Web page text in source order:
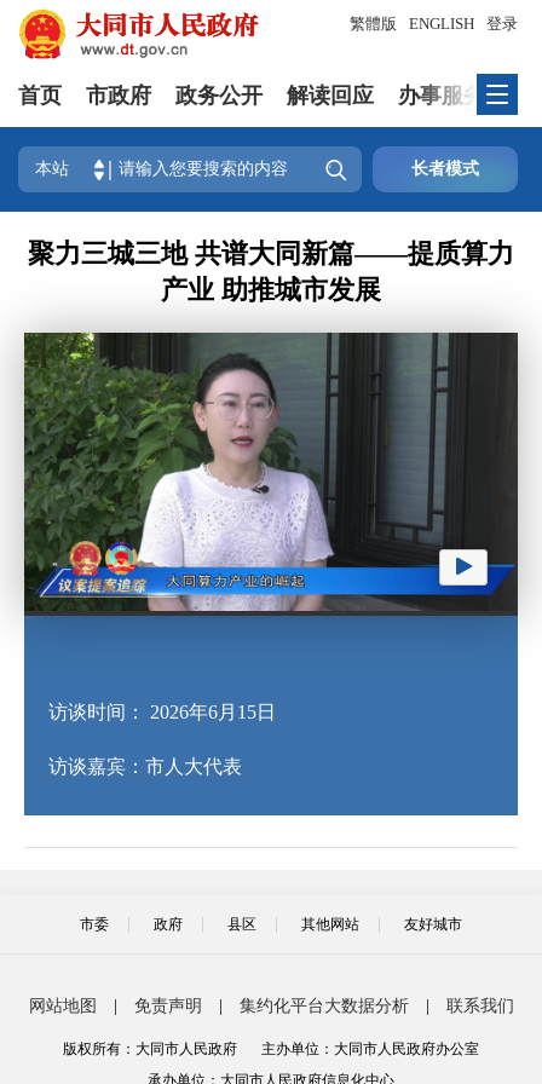
登录
繁體版 ENGLISH
首页 市政府 政务公开 解读回应 办事服务
本站  长者模式
聚力三城三地 共谱大同新篇——提质算力
产业 助推城市发展
访谈时间： 2026年6月15日
访谈嘉宾： 市人大代表
市委 政府 县区 其他网站 友好城市
网站地图 | 免责声明 | 集约化平台大数据分析 | 联系我们
版权所有：大同市人民政府
主办单位：大同市人民政府办公室
承办单位：大同市人民政府信息化中心